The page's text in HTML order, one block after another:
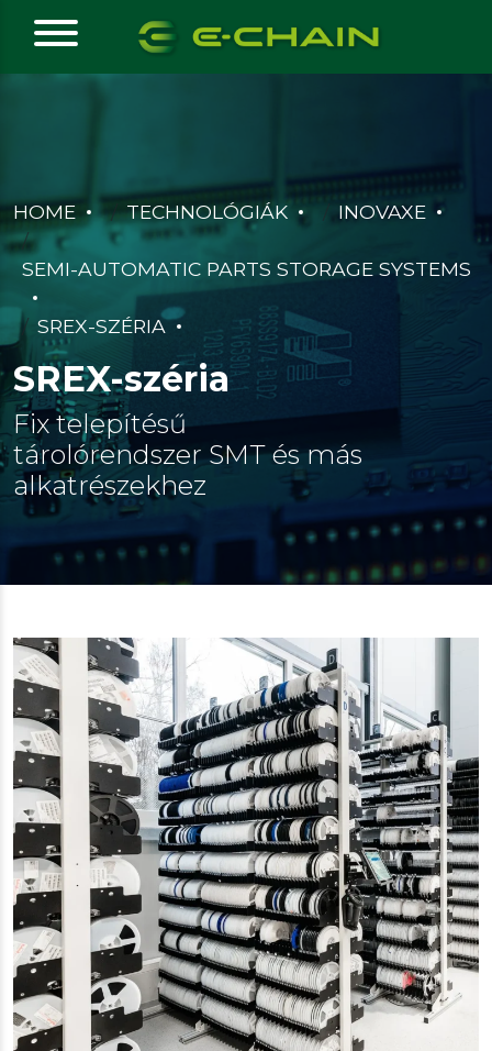
HOME TECHNOLÓGIÁK INOVAXE
SEMI-AUTOMATIC PARTS STORAGE SYSTEMS
SREX-SZÉRIA
SREX-széria
Fix telepítésű
tárolórendszer SMT és más
alkatrészekhez